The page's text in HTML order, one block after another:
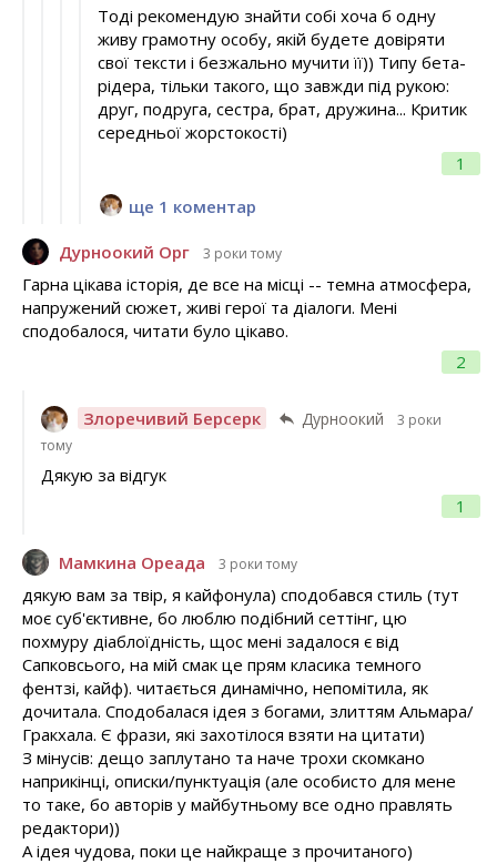
1
Тоді рекомендую знайти собі хоча б одну
живу грамотну особу, якій будете довіряти
свої тексти і безжально мучити її)) Типу бета-
рідера, тільки такого, що завжди під рукою:
друг, подруга, сестра, брат, дружина... Критик
середньої жорстокості)
ще 1 коментар
Дурноокий Орг 3 роки тому
2
Гарна цікава історія, де все на місці -- темна атмосфера,
напружений сюжет, живі герої та діалоги. Мені
сподобалося, читати було цікаво.
Злоречивий Берсерк Дурноокий
3 роки
тому
1
Дякую за відгук
Мамкина Ореада 3 роки тому
дякую вам за твір, я кайфонула) сподобався стиль (тут
моє суб'єктивне, бо люблю подібний сеттінг, цю
похмуру діаблоїдність, щос мені задалося є від
Сапковсього, на мій смак це прям класика темного
фентзі, кайф). читається динамічно, непомітила, як
дочитала. Сподобалася ідея з богами, злиттям Альмара/
Гракхала. Є фрази, які захотілося взяти на цитати)
З мінусів: дещо заплутано та наче трохи скомкано
наприкінці, описки/пунктуація (але особисто для мене
то таке, бо авторів у майбутньому все одно правлять
редактори))
А ідея чудова, поки це найкраще з прочитаного)